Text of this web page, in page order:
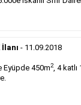
Bilgi & İlan
Vasıta İlanı
- 11.09.2018
Eyüpde 450m2, 4 katlı